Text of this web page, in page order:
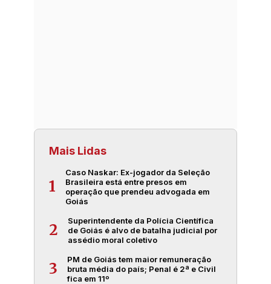
Mais Lidas
1
Caso Naskar: Ex-jogador da Seleção
Brasileira está entre presos em
operação que prendeu advogada em
Goiás
2
Superintendente da Polícia Científica
de Goiás é alvo de batalha judicial por
assédio moral coletivo
3
PM de Goiás tem maior remuneração
bruta média do país; Penal é 2ª e Civil
fica em 11º